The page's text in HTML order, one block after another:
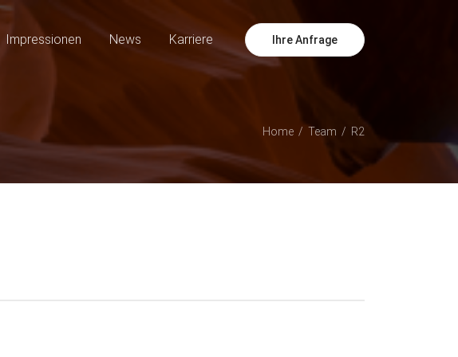
Impressionen News Karriere Ihre Anfrage
Home Team R2